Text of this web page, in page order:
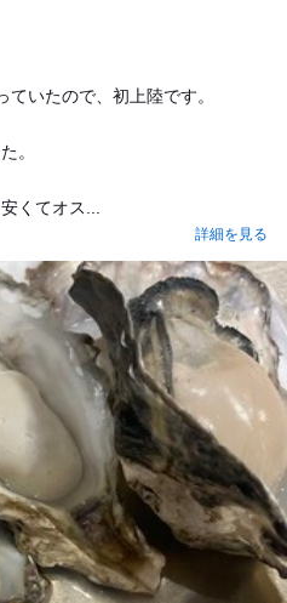
いたので、初上陸です。
。
くてオス...
詳細を見る